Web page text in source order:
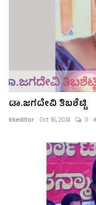
ಡಾ.ಜಗದೇವಿ ತಿಬಶೆಟ್ಟಿ
kkeditor Oct 16, 2024 0